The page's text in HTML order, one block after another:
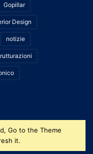
Gopillar
Design
notizie
Go to the Theme
it.